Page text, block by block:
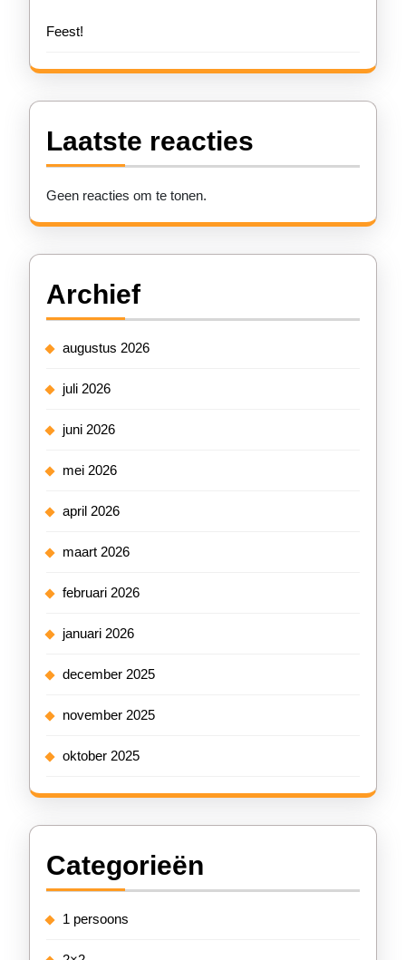
Feest!
Laatste reacties
Geen reacties om te tonen.
Archief
augustus 2026
juli 2026
juni 2026
mei 2026
april 2026
maart 2026
februari 2026
januari 2026
december 2025
november 2025
oktober 2025
Categorieën
1 persoons